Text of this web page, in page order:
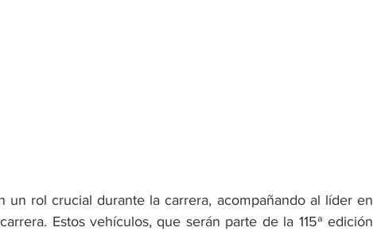
un rol crucial durante la carrera, acompañando al líder en
Estos vehículos, que serán parte de la 115ª edición